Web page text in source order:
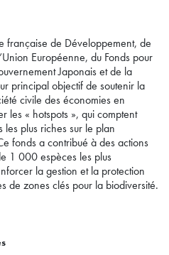
française de Développement, de
Européenne, du Fonds pour
Japonais et de la
principal objectif de soutenir la
civile des économies en
les « hotspots », qui comptent
les plus riches sur le plan
fonds a contribué à des actions
1 000 espèces les plus
la gestion et la protection
de zones clés pour la biodiversité.